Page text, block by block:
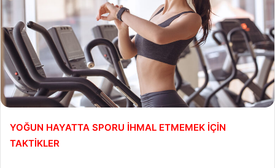
YOĞUN HAYATTA SPORU İHMAL ETMEMEK İÇİN
TAKTİKLER